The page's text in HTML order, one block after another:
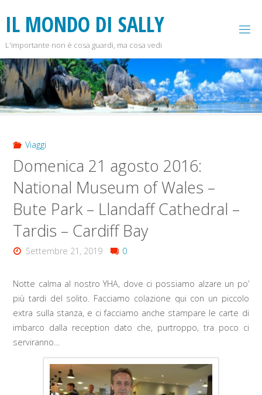
contenuto
IL MONDO DI SALLY
L'importante non è cosa guardi, ma cosa vedi
Viaggi
Domenica 21 agosto 2016:
National Museum of Wales –
Bute Park – Llandaff Cathedral –
Tardis – Cardiff Bay
Settembre 21, 2019 0
Notte calma al nostro YHA, dove ci possiamo alzare un po’
più tardi del solito. Facciamo colazione qui con un piccolo
extra sulla stanza, e ci facciamo anche stampare le carte di
imbarco dalla reception dato che, purtroppo, tra poco ci
serviranno…